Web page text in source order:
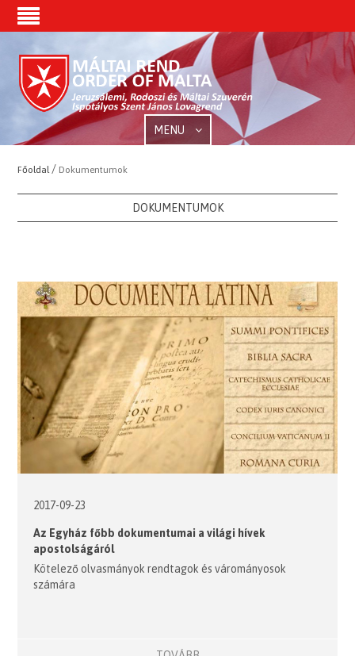
MENU
Főoldal / Dokumentumok
DOKUMENTUMOK
2017-09-23
Az Egyház főbb dokumentumai a világi hívek
apostolságáról
Kötelező olvasmányok rendtagok és várományosok
számára